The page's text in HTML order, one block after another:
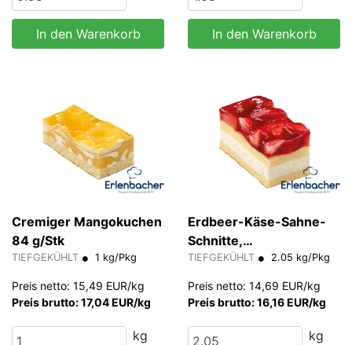
In den Warenkorb In den Warenkorb
Cremiger Mangokuchen
84 g/Stk
TIEFGEKÜHLT 1 kg/Pkg
Preis netto: 15,49 EUR/kg
Preis brutto: 17,04 EUR/kg
kg
Erdbeer-Käse-Sahne-
Schnitte,
gluten-/laktosefrei -
TIEFGEKÜHLT 2.05 kg/Pkg
Preis netto: 14,69 EUR/kg
Preis brutto: 16,16 EUR/kg
kg